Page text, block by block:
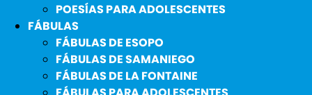
POESÍAS PARA ADOLESCENTES
FÁBULAS
FÁBULAS DE ESOPO
FÁBULAS DE SAMANIEGO
FÁBULAS DE LA FONTAINE